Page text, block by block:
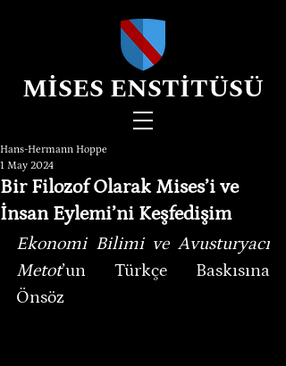
MİSES ENSTİTÜSÜ
Bir Filozof Olarak Mises’i ve
İnsan Eylemi’ni Keşfedişim
Hans-Hermann Hoppe
1 May 2024
Ekonomi Bilimi ve Avusturyacı
Metot’un Türkçe Baskısına
Önsöz